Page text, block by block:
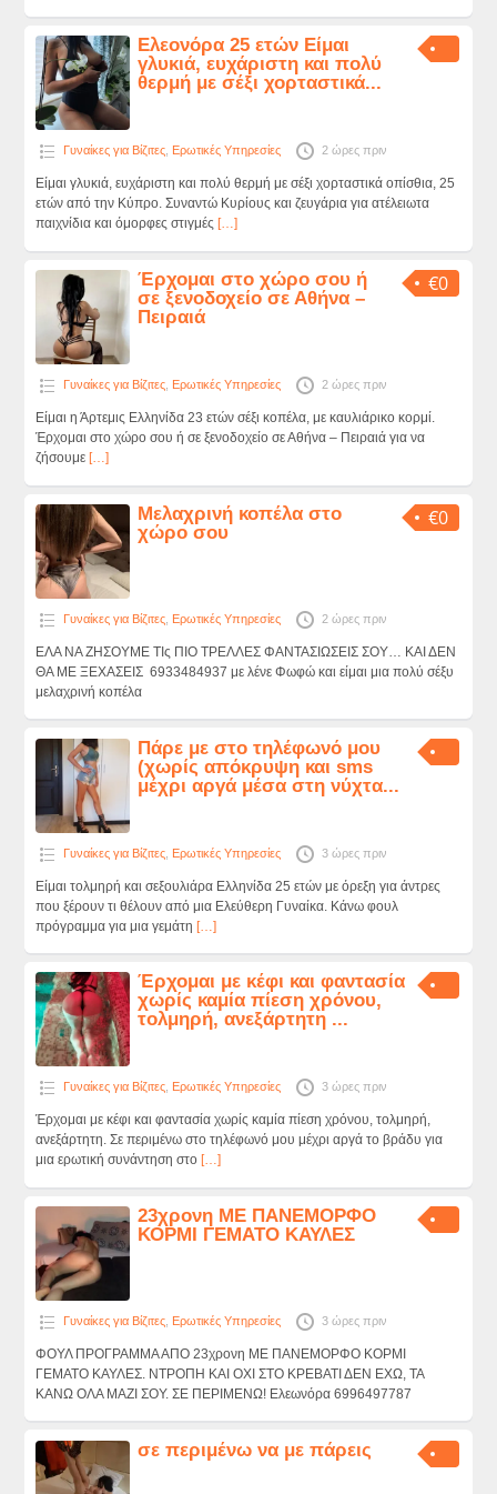
Ελεονόρα 25 ετών Είμαι
γλυκιά, ευχάριστη και πολύ
θερμή με σέξι χορταστικά...
Γυναίκες για Βίζιτες, Ερωτικές Υπηρεσίες 2 ώρες πριν
Είμαι γλυκιά, ευχάριστη και πολύ θερμή με σέξι χορταστικά οπίσθια, 25
ετών από την Κύπρο. Συναντώ Κυρίους και ζευγάρια για ατέλειωτα
παιχνίδια και όμορφες στιγμές […]
€0
Έρχομαι στο χώρο σου ή
σε ξενοδοχείο σε Αθήνα –
Πειραιά
Γυναίκες για Βίζιτες, Ερωτικές Υπηρεσίες 2 ώρες πριν
Είμαι η Άρτεμις Ελληνίδα 23 ετών σέξι κοπέλα, με καυλιάρικο κορμί.
Έρχομαι στο χώρο σου ή σε ξενοδοχείο σε Αθήνα – Πειραιά για να
ζήσουμε […]
€0
Μελαχρινή κοπέλα στο
χώρο σου
Γυναίκες για Βίζιτες, Ερωτικές Υπηρεσίες 2 ώρες πριν
ΕΛΑ ΝΑ ΖΗΣΟΥΜΕ ΤΙς ΠΙΟ ΤΡΕΛΛΕΣ ΦΑΝΤΑΣΙΩΣΕΙΣ ΣΟΥ… ΚΑΙ ΔΕΝ
ΘΑ ΜΕ ΞΕΧΑΣΕΙΣ 6933484937 με λένε Φωφώ και είμαι μια πολύ σέξυ
μελαχρινή κοπέλα
Πάρε με στο τηλέφωνό μου
(χωρίς απόκρυψη και sms
μέχρι αργά μέσα στη νύχτα...
Γυναίκες για Βίζιτες, Ερωτικές Υπηρεσίες 3 ώρες πριν
Είμαι τολμηρή και σεξουλιάρα Ελληνίδα 25 ετών με όρεξη για άντρες
που ξέρουν τι θέλουν από μια Ελεύθερη Γυναίκα. Κάνω φουλ
πρόγραμμα για μια γεμάτη […]
Έρχομαι με κέφι και φαντασία
χωρίς καμία πίεση χρόνου,
τολμηρή, ανεξάρτητη ...
Γυναίκες για Βίζιτες, Ερωτικές Υπηρεσίες 3 ώρες πριν
Έρχομαι με κέφι και φαντασία χωρίς καμία πίεση χρόνου, τολμηρή,
ανεξάρτητη. Σε περιμένω στο τηλέφωνό μου μέχρι αργά το βράδυ για
μια ερωτική συνάντηση στο […]
23χρονη ΜΕ ΠΑΝΕΜΟΡΦΟ
ΚΟΡΜΙ ΓΕΜΑΤΟ ΚΑΥΛΕΣ
Γυναίκες για Βίζιτες, Ερωτικές Υπηρεσίες 3 ώρες πριν
ΦΟΥΛ ΠΡΟΓΡΑΜΜΑ ΑΠΟ 23χρονη ΜΕ ΠΑΝΕΜΟΡΦΟ ΚΟΡΜΙ
ΓΕΜΑΤΟ ΚΑΥΛΕΣ. ΝΤΡΟΠΗ ΚΑΙ ΟΧΙ ΣΤΟ ΚΡΕΒΑΤΙ ΔΕΝ ΕΧΩ, ΤΑ
ΚΑΝΩ ΟΛΑ ΜΑΖΙ ΣΟΥ. ΣΕ ΠΕΡΙΜΕΝΩ! Ελεωνόρα 6996497787
σε περιμένω να με πάρεις